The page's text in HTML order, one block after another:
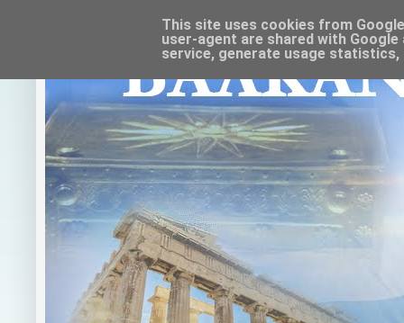
This site uses cookies from
user-agent are shared with
service, generate usage statistics,